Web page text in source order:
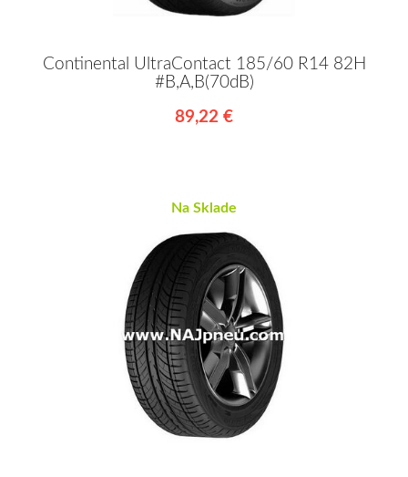
Continental UltraContact 185/60 R14 82H
#B,A,B(70dB)
89,22 €
Na Sklade